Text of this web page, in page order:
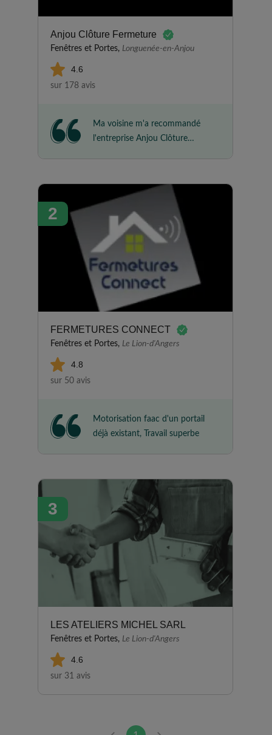
Anjou Clôture Fermeture
Fenêtres et Portes, Longuenée-en-Anjou
4.6
sur 178 avis
Ma voisine m'a recommandé
l'entreprise Anjou Clôture
clôtures dans mon jardin. Les
employés se sont montrés
charmants et ont travaillé très
proprement. J'en suis très
contente !
2
FERMETURES CONNECT
Fenêtres et Portes, Le Lion-d'Angers
4.8
sur 50 avis
Motorisation faac d'un portail
déjà existant, Travail superbe
3
LES ATELIERS MICHEL SARL
Fenêtres et Portes, Le Lion-d'Angers
4.6
sur 31 avis